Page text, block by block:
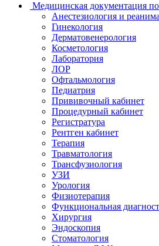
Медицинская документация
Анестезиология и
Гинекология
Дерматовенерология
Косметология
Лаборатория
ЛОР
Офтальмология
Педиатрия
Прививочный кабинет
Процедурный кабинет
Регистратура
Рентген кабинет
Терапия
Травматология
Трансфузиология
УЗИ
Урология
Физиотерапия
Функциональная
Хирургия
Эндоскопия
Стоматология